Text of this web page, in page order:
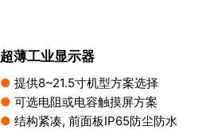
超薄工业显示器
● 提供8~21.5寸机型方案选择
● 可选电阻或电容触摸屏方案
● 结构紧凑, 前面板IP65防尘防水